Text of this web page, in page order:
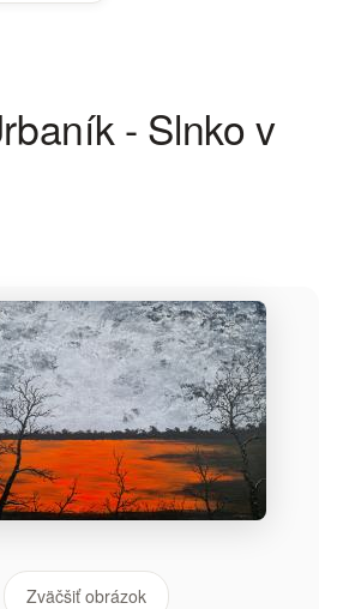
- Slnko v
Zväčšiť obrázok